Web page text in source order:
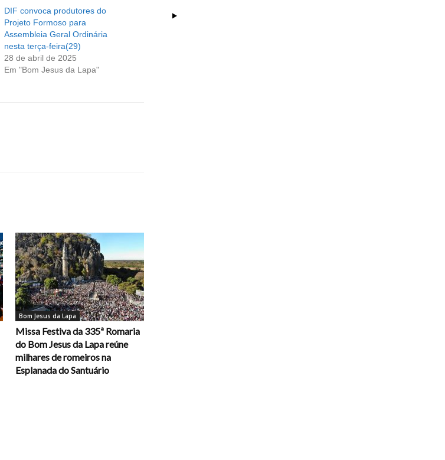
DIF convoca produtores do
Projeto Formoso para
Assembleia Geral Ordinária
nesta terça-feira(29)
28 de abril de 2025
Em "Bom Jesus da Lapa"
Bom Jesus da Lapa
Missa Festiva da 335ª Romaria
do Bom Jesus da Lapa reúne
milhares de romeiros na
Esplanada do Santuário